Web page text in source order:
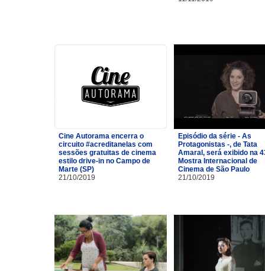
Cine Autorama encerra o
circuito #acreditanelas com
sessões gratuitas de cinema
estilo drive-in no Campo de
Marte (SP)
21/10/2019
Episódio da série - As
Protagonistas -, de Tata
Amaral, será exibido na
Mostra Internacional de
Cinema de São Paulo
21/10/2019